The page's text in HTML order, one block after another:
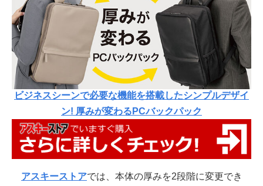
ビジネスシーンで必要な機能を搭載したシンプルデザイ
ン! 厚みが変わるPCバックパック
アスキーストアでは、本体の厚みを2段階に変更でき